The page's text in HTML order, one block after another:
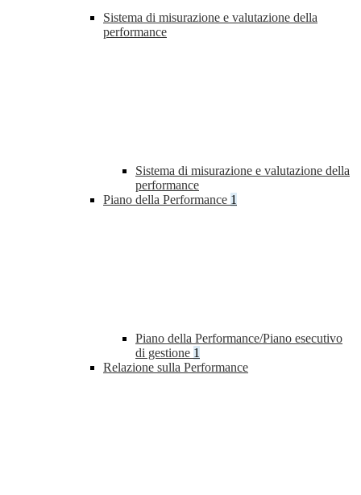
Sistema di misurazione e valutazione della
performance
Sistema di misurazione e valutazione della
performance
Piano della Performance 1
Piano della Performance/Piano esecutivo
di gestione 1
Relazione sulla Performance